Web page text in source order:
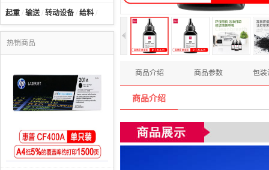
起重 / 输送/ 转动设备 / 给料 /
热销商品
商品介绍 商品参数 包装
商品介绍